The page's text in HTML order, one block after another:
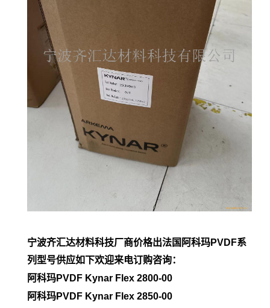
宁波齐汇达材料科技厂商价格出法国阿科玛PVDF系
列型号供应如下欢迎来电订购咨询：
阿科玛PVDF Kynar Flex 2800-00
阿科玛PVDF Kynar Flex 2850-00